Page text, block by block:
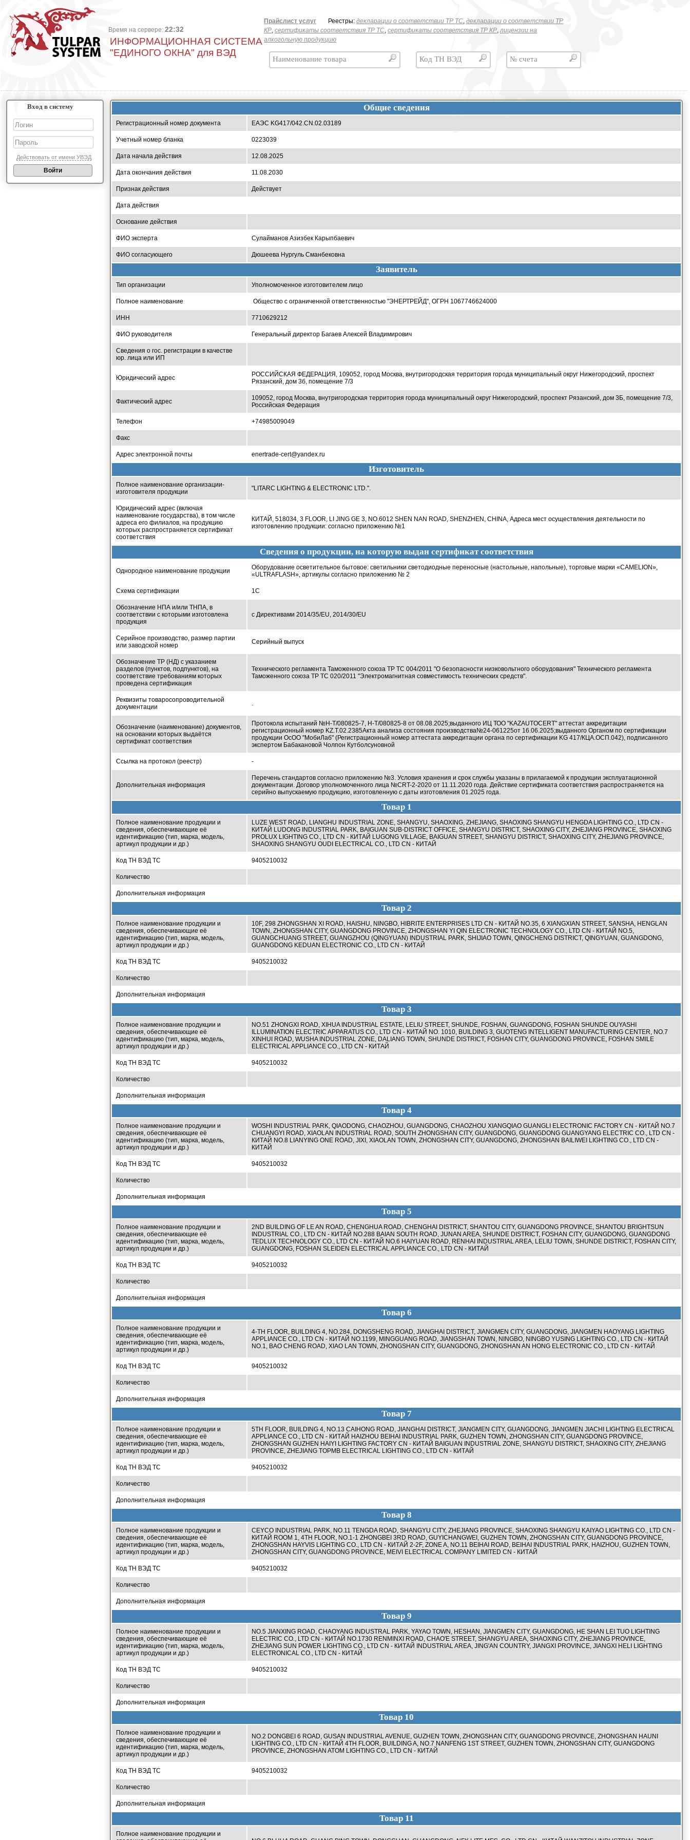
Время на сервере: 22:32
ИНФОРМАЦИОННАЯ СИСТЕМА
"ЕДИНОГО ОКНА" для ВЭД
Прайслист услуг Реестры: декларации о соответствии ТР TC, декларации о соответствии ТР
КР, сертификаты соответствия ТР ТС, сертификаты соответствия ТР КР,лицензии на
алкогольную продукцию
Вход в систему
Действовать от имени УВЭД
Общие сведения
Регистрационный номер документа ЕАЭС KG417/042.CN.02.03189
Учетный номер бланка 0223039
Дата начала действия 12.08.2025
Дата окончания действия 11.08.2030
Признак действия Действует
Дата действия
Основание действия
ФИО эксперта Сулайманов Азизбек Карыпбаевич
ФИО согласующего Дюшеева Нургуль Сманбековна
Заявитель
Тип организации Уполномоченное изготовителем лицо
Полное наименование Общество с ограниченной ответственностью "ЭНЕРТРЕЙД", ОГРН 1067746624000
ИНН 7710629212
ФИО руководителя Генеральный директор Багаев Алексей Владимирович
Сведения о гос. регистрации в качестве
юр. лица или ИП
Юридический адрес
РОССИЙСКАЯ ФЕДЕРАЦИЯ, 109052, город Москва, внутригородская территория города муниципальный округ Нижегородский, проспект
Рязанский, дом 3б, помещение 7/3
Фактический адрес
109052, город Москва, внутригородская территория города муниципальный округ Нижегородский, проспект Рязанский, дом 3Б, помещение 7/3,
Российская Федерация
Телефон +74985009049
Факс
Адрес электронной почты enertrade-cert@yandex.ru
Изготовитель
Полное наименование организации-
изготовителя продукции
"LITARC LIGHTING & ELECTRONIC LTD.".
Юридический адрес (включая
наименование государства), в том числе
адреса его филиалов, на продукцию
которых распространяется сертификат
соответствия
КИТАЙ, 518034, 3 FLOOR, LI JING GE 3, NO.6012 SHEN NAN ROAD, SHENZHEN, CHINA, Адреса мест осуществления деятельности по
изготовлению продукции: согласно приложению №1
Сведения о продукции, на которую выдан сертификат соответствия
Однородное наименование продукции
Оборудование осветительное бытовое: светильники светодиодные переносные (настольные, напольные), торговые марки «CAMELION»,
«ULTRAFLASH», артикулы согласно приложению № 2
Схема сертификации 1С
Обозначение НПА и/или ТНПА, в
соответствии с которыми изготовлена
продукция
с Директивами 2014/35/EU, 2014/30/EU
Серийное производство, размер партии
или заводской номер
Серийный выпуск
Обозначение ТР (НД) с указанием
разделов (пунктов, подпунктов), на
соответствие требованиям которых
проведена сертификация
Технического регламента Таможенного союза ТР ТС 004/2011 "О безопасности низковольтного оборудования" Технического регламента
Таможенного союза ТР ТС 020/2011 "Электромагнитная совместимость технических средств".
Реквизиты товаросопроводительной
документации
.
Обозначение (наименование) документов,
на основании которых выдаётся
сертификат соответствия
Протокола испытаний №Н-Т/080825-7, Н-Т/080825-8 от 08.08.2025;выданного ИЦ ТОО "KAZAUTOCERT" аттестат аккредитации
регистрационный номер KZ.T.02.2385Акта анализа состояния производства№24-061225от 16.06.2025;выданного Органом по сертификации
продукции ОсОО "МобиЛаб" (Регистрационный номер аттестата аккредитации органа по сертификации KG 417/КЦА.ОСП.042), подписанного
экспертом Бабакановой Чолпон Кутболсуновной
Ссылка на протокол (реестр) -
Дополнительная информация
Перечень стандартов согласно приложению №3. Условия хранения и срок службы указаны в прилагаемой к продукции эксплуатационной
документации. Договор уполномоченного лица №CRT-2-2020 от 11.11.2020 года. Действие сертификата соответствия распространяется на
серийно выпускаемую продукцию, изготовленную с даты изготовления 01.2025 года.
Товар 1
Полное наименование продукции и
сведения, обеспечивающие её
идентификацию (тип, марка, модель,
артикул продукции и др.)
LUZE WEST ROAD, LIANGHU INDUSTRIAL ZONE, SHANGYU, SHAOXING, ZHEJIANG, SHAOXING SHANGYU HENGDA LIGHTING CO., LTD CN -
КИТАЙ LUDONG INDUSTRIAL PARK, BAIGUAN SUB-DISTRICT OFFICE, SHANGYU DISTRICT, SHAOXING CITY, ZHEJIANG PROVINCE, SHAOXING
PROLUX LIGHTING CO., LTD CN - КИТАЙ LUGONG VILLAGE, BAIGUAN STREET, SHANGYU DISTRICT, SHAOXING CITY, ZHEJIANG PROVINCE,
SHAOXING SHANGYU OUDI ELECTRICAL CO., LTD CN - КИТАЙ
Код ТН ВЭД ТС 9405210032
Количество
Дополнительная информация
Товар 2
Полное наименование продукции и
сведения, обеспечивающие её
идентификацию (тип, марка, модель,
артикул продукции и др.)
10F, 298 ZHONGSHAN XI ROAD, HAISHU, NINGBO, HIBRITE ENTERPRISES LTD CN - КИТАЙ NO.35, 6 XIANGXIAN STREET, SANSHA, HENGLAN
TOWN, ZHONGSHAN CITY, GUANGDONG PROVINCE, ZHONGSHAN YI QIN ELECTRONIC TECHNOLOGY CO., LTD CN - КИТАЙ NO.5,
GUANGCHUANG STREET, GUANGZHOU (QINGYUAN) INDUSTRIAL PARK, SHIJIAO TOWN, QINGCHENG DISTRICT, QINGYUAN, GUANGDONG,
GUANGDONG KEDUAN ELECTRONIC CO., LTD CN - КИТАЙ
Код ТН ВЭД ТС 9405210032
Количество
Дополнительная информация
Товар 3
Полное наименование продукции и
сведения, обеспечивающие её
идентификацию (тип, марка, модель,
артикул продукции и др.)
NO.51 ZHONGXI ROAD, XIHUA INDUSTRIAL ESTATE, LELIU STREET, SHUNDE, FOSHAN, GUANGDONG, FOSHAN SHUNDE OUYASHI
ILLUMINATION ELECTRIC APPARATUS CO., LTD CN - КИТАЙ NO. 1010, BUILDING 3, GUOTENG INTELLIGENT MANUFACTURING CENTER, NO.7
XINHUI ROAD, WUSHA INDUSTRIAL ZONE, DALIANG TOWN, SHUNDE DISTRICT, FOSHAN CITY, GUANGDONG PROVINCE, FOSHAN SMILE
ELECTRICAL APPLIANCE CO., LTD CN - КИТАЙ
Код ТН ВЭД ТС 9405210032
Количество
Дополнительная информация
Товар 4
Полное наименование продукции и
сведения, обеспечивающие её
идентификацию (тип, марка, модель,
артикул продукции и др.)
WOSHI INDUSTRIAL PARK, QIAODONG, CHAOZHOU, GUANGDONG, CHAOZHOU XIANGQIAO GUANGLI ELECTRONIC FACTORY CN - КИТАЙ NO.7
CHUANGYI ROAD, XIAOLAN INDUSTRIAL ROAD, SOUTH ZHONGSHAN CITY, GUANGDONG, GUANGDONG GUANGYANG ELECTRIC CO., LTD CN -
КИТАЙ NO.8 LIANYING ONE ROAD, JIXI, XIAOLAN TOWN, ZHONGSHAN CITY, GUANGDONG, ZHONGSHAN BAILIWEI LIGHTING CO., LTD CN -
КИТАЙ
Код ТН ВЭД ТС 9405210032
Количество
Дополнительная информация
Товар 5
Полное наименование продукции и
сведения, обеспечивающие её
идентификацию (тип, марка, модель,
артикул продукции и др.)
2ND BUILDING OF LE AN ROAD, CHENGHUA ROAD, CHENGHAI DISTRICT, SHANTOU CITY, GUANGDONG PROVINCE, SHANTOU BRIGHTSUN
INDUSTRIAL CO., LTD CN - КИТАЙ NO.288 BAIAN SOUTH ROAD, JUNAN AREA, SHUNDE DISTRICT, FOSHAN CITY, GUANGDONG, GUANGDONG
TEDLUX TECHNOLOGY CO., LTD CN - КИТАЙ NO.6 HAIYUAN ROAD, RENHAI INDUSTRIAL AREA, LELIU TOWN, SHUNDE DISTRICT, FOSHAN CITY,
GUANGDONG, FOSHAN SLEIDEN ELECTRICAL APPLIANCE CO., LTD CN - КИТАЙ
Код ТН ВЭД ТС 9405210032
Количество
Дополнительная информация
Товар 6
Полное наименование продукции и
сведения, обеспечивающие её
идентификацию (тип, марка, модель,
артикул продукции и др.)
4-TH FLOOR, BUILDING 4, NO.284, DONGSHENG ROAD, JIANGHAI DISTRICT, JIANGMEN CITY, GUANGDONG, JIANGMEN HAOYANG LIGHTING
APPLIANCE CO., LTD CN - КИТАЙ NO.1199, MINGGUANG ROAD, JIANGSHAN TOWN, NINGBO, NINGBO YUSING LIGHTING CO., LTD CN - КИТАЙ
NO.1, BAO CHENG ROAD, XIAO LAN TOWN, ZHONGSHAN CITY, GUANGDONG, ZHONGSHAN AN HONG ELECTRONIC CO., LTD CN - КИТАЙ
Код ТН ВЭД ТС 9405210032
Количество
Дополнительная информация
Товар 7
Полное наименование продукции и
сведения, обеспечивающие её
идентификацию (тип, марка, модель,
артикул продукции и др.)
5TH FLOOR, BUILDING 4, NO.13 CAIHONG ROAD, JIANGHAI DISTRICT, JIANGMEN CITY, GUANGDONG, JIANGMEN JIACHI LIGHTING ELECTRICAL
APPLIANCE CO., LTD CN - КИТАЙ HAIZHOU BEIHAI INDUSTRIAL PARK, GUZHEN TOWN, ZHONGSHAN CITY, GUANGDONG PROVINCE,
ZHONGSHAN GUZHEN HAIYI LIGHTING FACTORY CN - КИТАЙ BAIGUAN INDUSTRIAL ZONE, SHANGYU DISTRICT, SHAOXING CITY, ZHEJIANG
PROVINCE, ZHEJIANG TOPMB ELECTRICAL LIGHTING CO., LTD CN - КИТАЙ
Код ТН ВЭД ТС 9405210032
Количество
Дополнительная информация
Товар 8
Полное наименование продукции и
сведения, обеспечивающие её
идентификацию (тип, марка, модель,
артикул продукции и др.)
CEYCO INDUSTRIAL PARK, NO.11 TENGDA ROAD, SHANGYU CITY, ZHEJIANG PROVINCE, SHAOXING SHANGYU KAIYAO LIGHTING CO., LTD CN -
КИТАЙ ROOM 1, 4TH FLOOR, NO.1-1 ZHONGBEI 3RD ROAD, GUYICHANGWEI, GUZHEN TOWN, ZHONGSHAN CITY, GUANGDONG PROVINCE,
ZHONGSHAN HAYVIS LIGHTING CO., LTD CN - КИТАЙ 2-2F, ZONE A, NO.11 BEIHAI ROAD, BEIHAI INDUSTRIAL PARK, HAIZHOU, GUZHEN TOWN,
ZHONGSHAN CITY, GUANGDONG PROVINCE, MEIVI ELECTRICAL COMPANY LIMITED CN - КИТАЙ
Код ТН ВЭД ТС 9405210032
Количество
Дополнительная информация
Товар 9
Полное наименование продукции и
сведения, обеспечивающие её
идентификацию (тип, марка, модель,
артикул продукции и др.)
NO.5 JIANXING ROAD, CHAOYANG INDUSTRAL PARK, YAYAO TOWN, HESHAN, JIANGMEN CITY, GUANGDONG, HE SHAN LEI TUO LIGHTING
ELECTRIC CO., LTD CN - КИТАЙ NO.1730 RENMINXI ROAD, CHAO'E STREET, SHANGYU AREA, SHAOXING CITY, ZHEJIANG PROVINCE,
ZHEJIANG SUN POWER LIGHTING CO., LTD CN - КИТАЙ INDUSTRIAL AREA, JING'AN COUNTRY, JIANGXI PROVINCE, JIANGXI HELI LIGHTING
ELECTRONICAL CO., LTD CN - КИТАЙ
Код ТН ВЭД ТС 9405210032
Количество
Дополнительная информация
Товар 10
Полное наименование продукции и
сведения, обеспечивающие её
идентификацию (тип, марка, модель,
артикул продукции и др.)
NO.2 DONGBEI 6 ROAD, GUSAN INDUSTRIAL AVENUE, GUZHEN TOWN, ZHONGSHAN CITY, GUANGDONG PROVINCE, ZHONGSHAN HAUNI
LIGHTING CO., LTD CN - КИТАЙ 4TH FLOOR, BUILDING A, NO.7 NANFENG 1ST STREET, GUZHEN TOWN, ZHONGSHAN CITY, GUANGDONG
PROVINCE, ZHONGSHAN ATOM LIGHTING CO., LTD CN - КИТАЙ
Код ТН ВЭД ТС 9405210032
Количество
Дополнительная информация
Товар 11
Полное наименование продукции и